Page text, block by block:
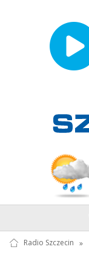
Radio Szczecin »